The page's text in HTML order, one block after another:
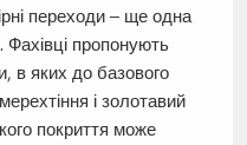
переходи – ще одна
Фахівці пропонують
в яких до базового
і золотавий
покриття може